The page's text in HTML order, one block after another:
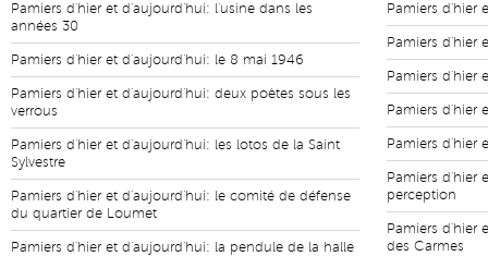
Pamiers d'hier et d'aujourd'hui: l'usine dans les
années 30
Pamiers d'hier et d'aujourd'hui: le 8 mai 1946
Pamiers d'hier et d'aujourd'hui: deux poètes sous les
verrous
Pamiers d'hier et d'aujourd'hui: les lotos de la Saint
Sylvestre
Pamiers d'hier et d'aujourd'hui: le comité de défense
du quartier de Loumet
Pamiers d'hier et d'aujourd'hui: la pendule de la halle
Pamiers d'hier
Pamiers d'hier
Pamiers d'hier
Pamiers d'hier
Pamiers d'hier
Pamiers d'hier
perception
Pamiers d'hier
des Carmes